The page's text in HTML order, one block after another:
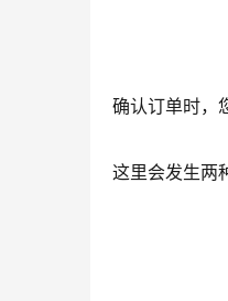
确认订单时，
这里会发生两